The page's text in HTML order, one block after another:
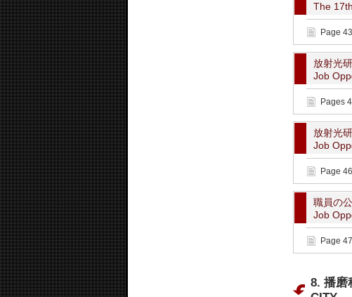
The
Page 43
放射光
Job
Pages
放射光
Job
Page 46
職員の
Job
Page 47
8. 播磨